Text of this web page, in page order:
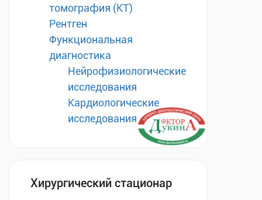
томография (КТ)
Рентген
Функциональная
диагностика
Нейрофизиологические
исследования
Кардиологические
исследования
Хирургический стационар